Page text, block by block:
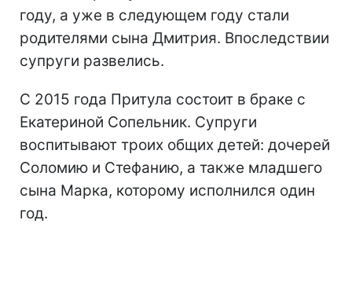
году, а уже в следующем году стали
родителями сына Дмитрия. Впоследствии
супруги развелись.
С 2015 года Притула состоит в браке с
Екатериной Сопельник. Супруги
воспитывают троих общих детей: дочерей
Соломию и Стефанию, а также младшего
сына Марка, которому исполнился один
год.